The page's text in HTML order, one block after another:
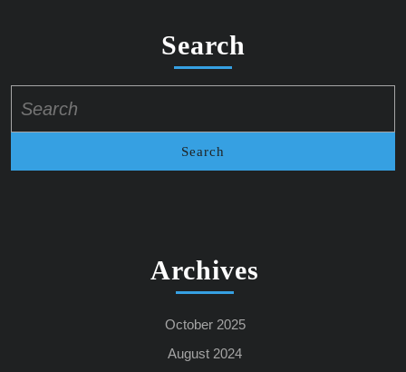
Search
for:
Archives
October 2025
August 2024